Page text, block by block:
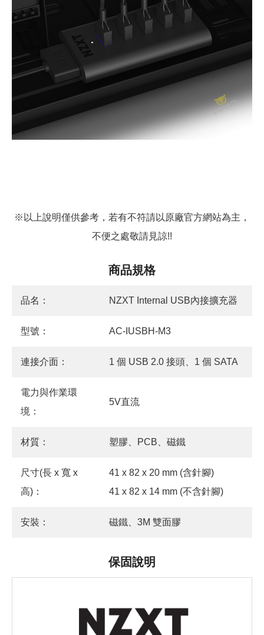
※以上說明僅供參考，若有不符請以原廠官方網站為主，
不便之處敬請見諒!!
商品規格
品名： NZXT Internal USB內接擴充器
型號： AC-IUSBH-M3
連接介面： 1 個 USB 2.0 接頭、1 個 SATA
電力與作業環
境：
5V直流
材質： 塑膠、PCB、磁鐵
尺寸(長 x 寬 x
高)：
41 x 82 x 20 mm (含針腳)
41 x 82 x 14 mm (不含針腳)
安裝： 磁鐵、3M 雙面膠
保固說明